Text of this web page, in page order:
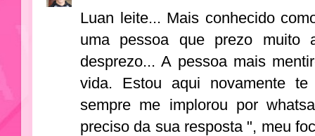
Luan leite... Mais conhecido
uma pessoa que prezo
desprezo... A pessoa mais
vida. Estou aqui novamente
sempre me implorou por
preciso da sua resposta ", meu